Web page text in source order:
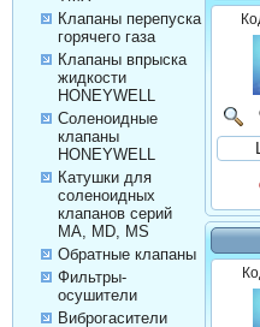
Клапаны перепуска
горячего газа
Клапаны впрыска
жидкости
HONEYWELL
Соленоидные
клапаны
HONEYWELL
Катушки для
соленоидных
клапанов серий
MA, MD, MS
Обратные клапаны
Фильтры-
осушители
Виброгасители